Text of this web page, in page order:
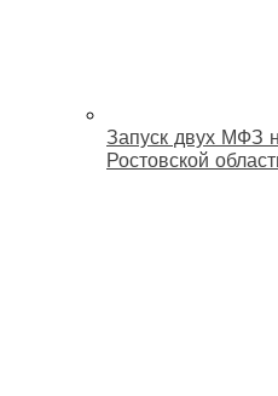
Запуск двух МФЗ
Ростовской